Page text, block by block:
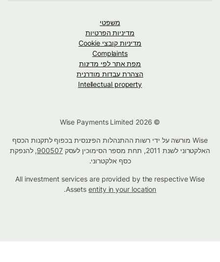
משפטי
מדיניות הפרטיות
מדיניות קובצי Cookie
Complaints
מפת אתר לפי מדינות
הצהרת עבדות מודרנית
Intellectual property
Wise מורשה על ידי רשות ההתנהלות הפיננסית בכפוף לתקנות הכסף
האלקטרוני לשנת 2011, תחת מספר הסימוכין לעסק
900507, להנפקת
כסף אלקטרוני.
All investment services are provided by the respective Wise
Assetsentity in your location
.